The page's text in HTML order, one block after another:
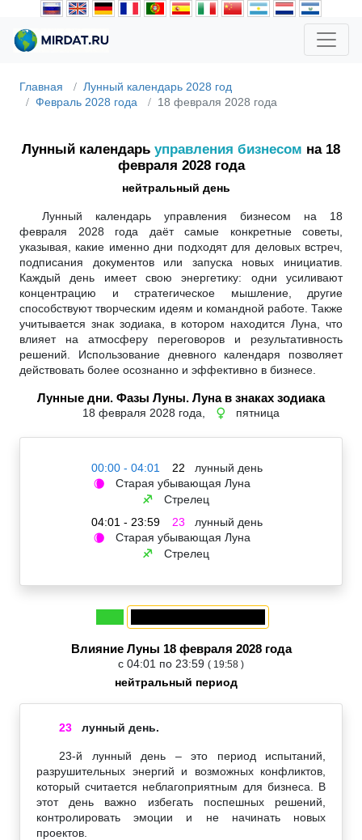
Главная
Лунный календарь 2028 год
Февраль 2028 года
18 февраля 2028 года
Лунный календарь управления бизнесом на 18
февраля 2028 года
нейтральный день
Лунный календарь управления бизнесом на 18
февраля 2028 года даёт самые конкретные советы,
указывая, какие именно дни подходят для деловых встреч,
подписания документов или запуска новых инициатив.
Каждый день имеет свою энергетику: одни усиливают
концентрацию и стратегическое мышление, другие
способствуют творческим идеям и командной работе. Также
учитывается знак зодиака, в котором находится Луна, что
влияет на атмосферу переговоров и результативность
решений. Использование дневного календаря позволяет
действовать более осознанно и эффективно в бизнесе.
Лунные дни. Фазы Луны. Луна в знаках зодиака
18 февраля 2028 года, ♀ пятница
00:00 - 04:01 22 лунный день
🌘 Старая убывающая Луна
♐
Стрелец
04:01 - 23:59
23 лунный день
🌘 Старая убывающая Луна
♐ Стрелец
Влияние Луны 18 февраля 2028 года
с 04:01 по 23:59 ( 19:58 )
нейтральный период
23 лунный день.
23-й лунный день – это период испытаний,
разрушительных энергий и возможных конфликтов,
который считается неблагоприятным для бизнеса. В
этот день важно избегать поспешных решений,
контролировать эмоции и не начинать новых
проектов.